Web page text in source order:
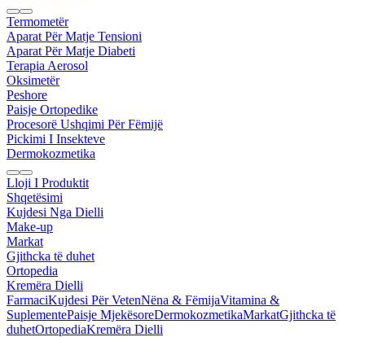
Termometër
Aparat Për Matje Tensioni
Aparat Për Matje Diabeti
Terapia Aerosol
Oksimetër
Peshore
Paisje Ortopedike
Procesorë Ushqimi Për Fëmijë
Pickimi I Insekteve
Dermokozmetika
Lloji I Produktit
Shqetësimi
Kujdesi Nga Dielli
Make-up
Markat
Gjithcka të duhet
Ortopedia
Kremëra Dielli
FarmaciKujdesi Për VetenNëna & FëmijaVitamina &
SuplementePaisje MjekësoreDermokozmetikaMarkatGjithcka të
duhetOrtopediaKremëra Dielli